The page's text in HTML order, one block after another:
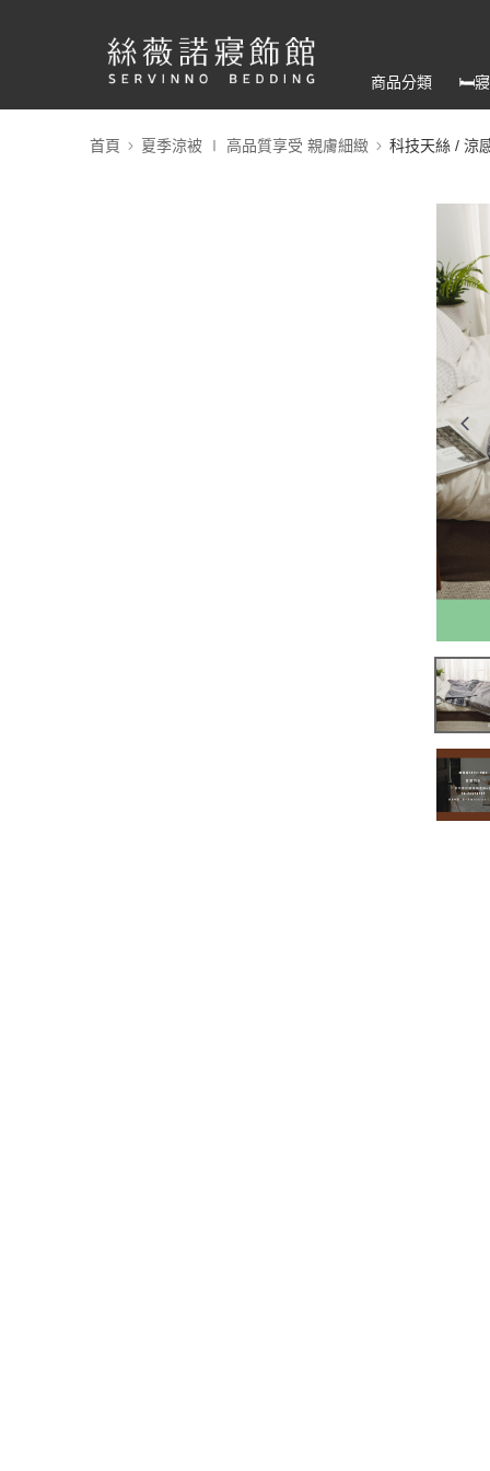
商品分類 🛏️寢
首頁 夏季涼被 ∣ 高品質享受 親膚細緻 科技天絲 / 涼